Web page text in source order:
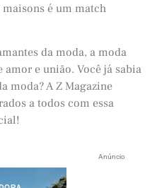
é um match
da moda, a moda
e união. Você já sabia
moda? A Z Magazine
a todos com essa
Anúncio